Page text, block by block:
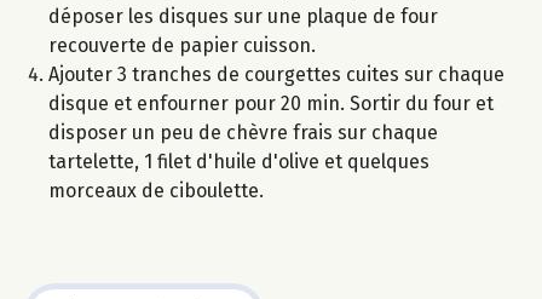
déposer les disques sur une plaque de four
recouverte de papier cuisson.
Ajouter 3 tranches de courgettes cuites sur chaque
disque et enfourner pour 20 min. Sortir du four et
disposer un peu de chèvre frais sur chaque
tartelette, 1 filet d'huile d'olive et quelques
morceaux de ciboulette.